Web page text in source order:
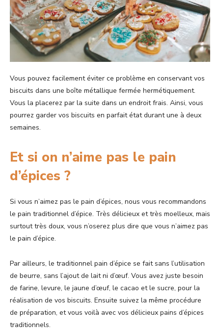
Vous pouvez facilement éviter ce problème en conservant vos
biscuits dans une boîte métallique fermée hermétiquement.
Vous la placerez par la suite dans un endroit frais. Ainsi, vous
pourrez garder vos biscuits en parfait état durant une à deux
semaines.
Et si on n’aime pas le pain
d’épices ?
Si vous n’aimez pas le pain d’épices, nous vous recommandons
le pain traditionnel d’épice. Très délicieux et très moelleux, mais
surtout très doux, vous n’oserez plus dire que vous n’aimez pas
le pain d’épice.
Par ailleurs, le traditionnel pain d’épice se fait sans l’utilisation
de beurre, sans l’ajout de lait ni d’œuf. Vous avez juste besoin
de farine, levure, le jaune d’œuf, le cacao et le sucre, pour la
réalisation de vos biscuits. Ensuite suivez la même procédure
de préparation, et vous voilà avec vos délicieux pains d’épices
traditionnels.